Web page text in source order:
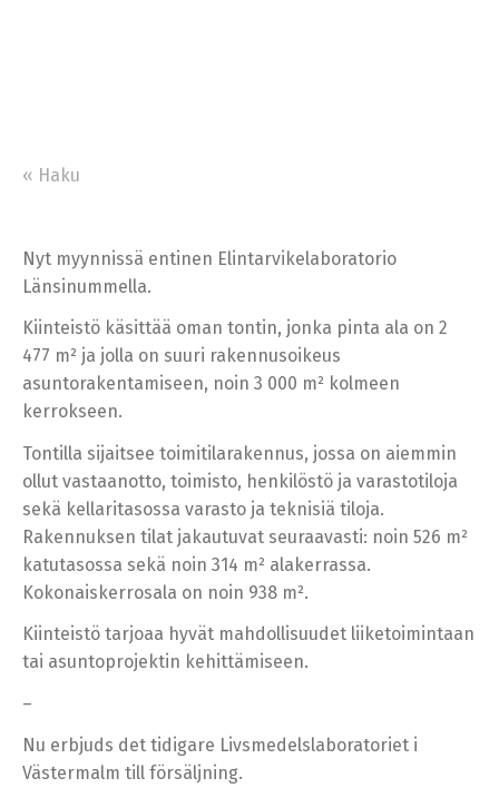
« Haku
Nyt myynnissä entinen Elintarvikelaboratorio
Länsinummella.
Kiinteistö käsittää oman tontin, jonka pinta ala on 2
477 m² ja jolla on suuri rakennusoikeus
asuntorakentamiseen, noin 3 000 m² kolmeen
kerrokseen.
Tontilla sijaitsee toimitilarakennus, jossa on aiemmin
ollut vastaanotto, toimisto, henkilöstö ja varastotiloja
sekä kellaritasossa varasto ja teknisiä tiloja.
Rakennuksen tilat jakautuvat seuraavasti: noin 526 m²
katutasossa sekä noin 314 m² alakerrassa.
Kokonaiskerrosala on noin 938 m².
Kiinteistö tarjoaa hyvät mahdollisuudet liiketoimintaan
tai asuntoprojektin kehittämiseen.
–
Nu erbjuds det tidigare Livsmedelslaboratoriet i
Västermalm till försäljning.